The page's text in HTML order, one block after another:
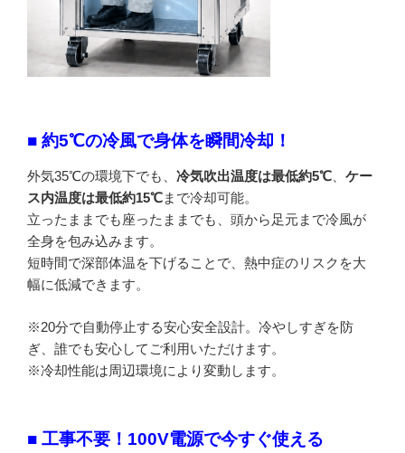
■ 約5℃の冷風で身体を瞬間冷却！
外気35℃の環境下でも、 冷気吹出温度は最低約5℃
ケー
ス内温度は最低約15℃まで冷却可能。
立ったままでも座ったままでも、頭から足元まで冷風が
全身を包み込みます。
短時間で深部体温を下げることで、熱中症のリスクを大
幅に低減できます。
※20分で自動停止する安心安全設計。冷やしすぎを防
ぎ、誰でも安心してご利用いただけます。
※冷却性能は周辺環境により変動します。
■ 工事不要！100V電源で今すぐ使える